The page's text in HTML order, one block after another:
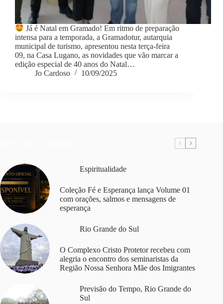
Já é Natal em Gramado! Em ritmo de preparação
intensa para a temporada, a Gramadotur, autarquia
municipal de turismo, apresentou nesta terça-feira
09, na Casa Lugano, as novidades que vão marcar a
edição especial de 40 anos do Natal…
Jo Cardoso
10/09/2025
Espiritualidade
Coleção Fé e Esperança lança Volume 01
com orações, salmos e mensagens de
esperança
Rio Grande do Sul
O Complexo Cristo Protetor recebeu com
alegria o encontro dos seminaristas da
Região Nossa Senhora Mãe dos Imigrantes
Previsão do Tempo, Rio Grande do
Sul